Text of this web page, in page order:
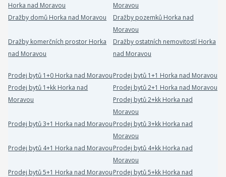
Horka nad Moravou
Moravou
Dražby domů Horka nad Moravou
Dražby pozemků Horka nad
Moravou
Dražby komerčních prostor Horka
nad Moravou
Dražby ostatních nemovitostí Horka
nad Moravou
Prodej bytů 1+0 Horka nad MoravouProdej bytů 1+1 Horka nad Moravou
Prodej bytů 1+kk Horka nad
Moravou
Prodej bytů 2+1 Horka nad Moravou
Prodej bytů 2+kk Horka nad
Moravou
Prodej bytů 3+1 Horka nad MoravouProdej bytů 3+kk Horka nad
Moravou
Prodej bytů 4+1 Horka nad MoravouProdej bytů 4+kk Horka nad
Moravou
Prodej bytů 5+1 Horka nad MoravouProdej bytů 5+kk Horka nad